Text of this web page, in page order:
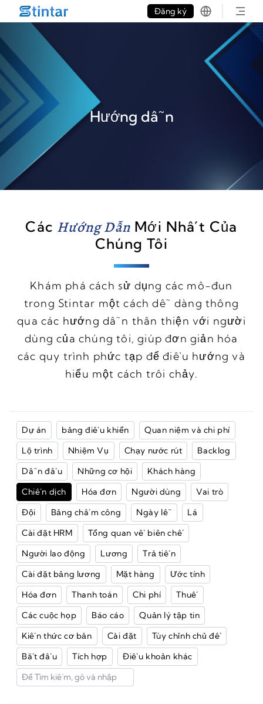
put google tag in file
Đăng ký
Hướng dẫn
Các Hướng Dẫn Mới Nhất Của
Chúng Tôi
Khám phá cách sử dụng các mô-đun
trong Stintar một cách dễ dàng thông
qua các hướng dẫn thân thiện với người
dùng của chúng tôi, giúp đơn giản hóa
các quy trình phức tạp để điều hướng và
hiểu một cách trôi chảy.
Dự án bảng điều khiển
Quan niệm và chi phí
Lộ trình
Nhiệm Vụ Chạy nước rút
Backlog
Dẫn đầu
Những cơ hội
Khách hàng
Chiến dịch
Hóa đơn Người dùng
Vai trò
Đội
Bảng chấm công Ngày lễ
Lá
Cài đặt HRM
Tổng quan về biên chế
Người lao động
Lương
Trả tiền
Cài đặt bảng lương
Mặt hàng
Ước tính
Hóa đơn
Thanh toán Chi phí
Thuế
Các cuộc họp
Báo cáo
Quản lý tập tin
Kiến thức cơ bản
Cài đặt
Tùy chỉnh chủ đề
Bắt đầu
Tích hợp Điều khoản khác